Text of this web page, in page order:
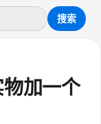
加一个